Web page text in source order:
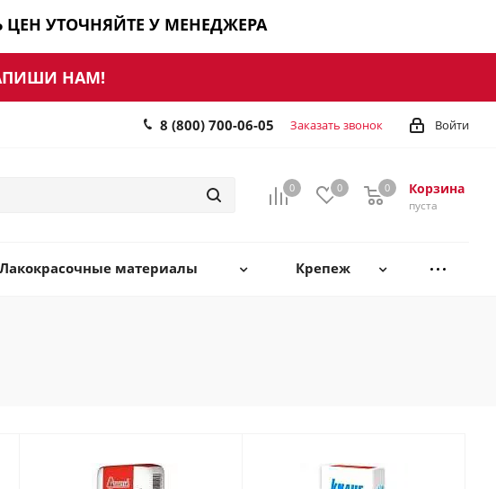
ЦЕН УТОЧНЯЙТЕ У МЕНЕДЖЕРА
НАМ!
Войти
8 (800) 700-06-05 Заказать звонок
0 0 Корзина
0
пуста
0
Лакокрасочные материалы Крепеж